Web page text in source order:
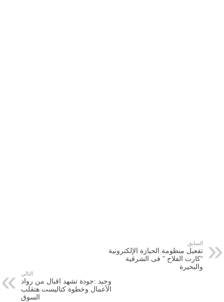
السابق
تفعيل منظومة الحيازة الإلكترونية
“كارت الفلاح ” فى الشرقية
والبحيرة
التالي
وحيد :جودة تشهد اقبال من رواد
الأعمال وخطوة كتاليست هتقلب
السوق